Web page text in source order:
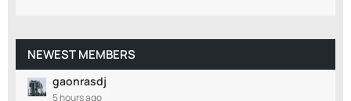
NEWEST MEMBERS
gaonrasdj
5 hours ago